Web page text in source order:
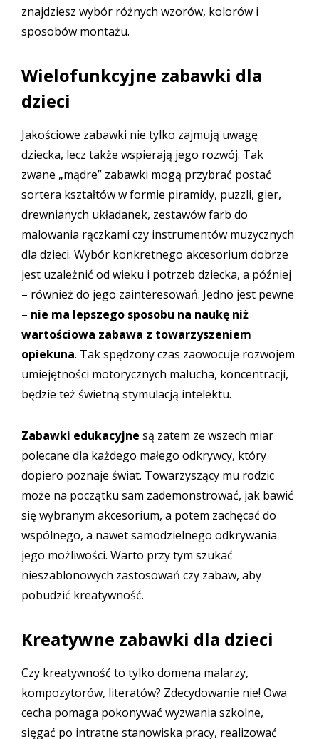
znajdziesz wybór różnych wzorów, kolorów i
sposobów montażu.
Wielofunkcyjne zabawki dla
dzieci
Jakościowe zabawki nie tylko zajmują uwagę
dziecka, lecz także wspierają jego rozwój. Tak
zwane „mądre” zabawki mogą przybrać postać
sortera kształtów w formie piramidy, puzzli, gier,
drewnianych układanek, zestawów farb do
malowania rączkami czy instrumentów muzycznych
dla dzieci. Wybór konkretnego akcesorium dobrze
jest uzależnić od wieku i potrzeb dziecka, a później
– również do jego zainteresowań. Jedno jest pewne
– nie ma lepszego sposobu na naukę niż
wartościowa zabawa z towarzyszeniem
opiekuna. Tak spędzony czas zaowocuje rozwojem
umiejętności motorycznych malucha, koncentracji,
będzie też świetną stymulacją intelektu.
Zabawki edukacyjne są zatem ze wszech miar
polecane dla każdego małego odkrywcy, który
dopiero poznaje świat. Towarzyszący mu rodzic
może na początku sam zademonstrować, jak bawić
się wybranym akcesorium, a potem zachęcać do
wspólnego, a nawet samodzielnego odkrywania
jego możliwości. Warto przy tym szukać
nieszablonowych zastosowań czy zabaw, aby
pobudzić kreatywność.
Kreatywne zabawki dla dzieci
Czy kreatywność to tylko domena malarzy,
kompozytorów, literatów? Zdecydowanie nie! Owa
cecha pomaga pokonywać wyzwania szkolne,
sięgać po intratne stanowiska pracy, realizować